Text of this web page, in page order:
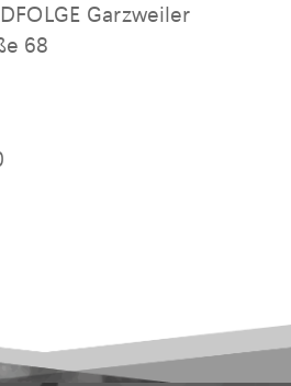
Garzweiler
68